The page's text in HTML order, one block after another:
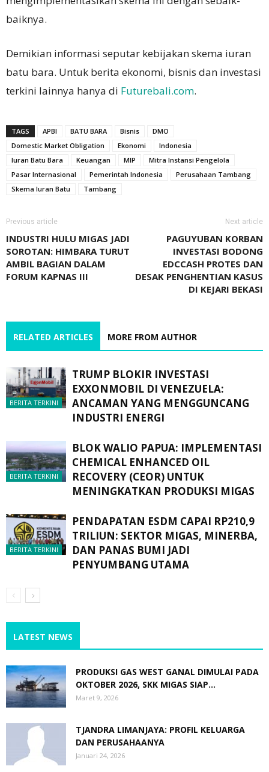
baiknya.
Demikian informasi seputar kebijakan skema iuran
batu bara. Untuk berita ekonomi, bisnis dan investasi
terkini lainnya hanya di Futurebali.com.
TAGS APBI BATU BARA Bisnis
DMO
Domestic Market Obligation
Ekonomi
Indonesia
Iuran Batu Bara
Keuangan MIP
Mitra Instansi Pengelola
Pasar Internasional
Pemerintah Indonesia
Perusahaan Tambang
Skema Iuran Batu
Tambang
Previous article
INDUSTRI HULU MIGAS JADI
SOROTAN: HIMBARA TURUT
AMBIL BAGIAN DALAM
FORUM KAPNAS III
Next article
PAGUYUBAN KORBAN
INVESTASI BODONG
EDCCASH PROTES DAN
DESAK PENGHENTIAN KASUS
DI KEJARI BEKASI
RELATED ARTICLES MORE FROM AUTHOR
BERITA TERKINI
TRUMP BLOKIR INVESTASI
EXXONMOBIL DI VENEZUELA:
ANCAMAN YANG MENGGUNCANG
INDUSTRI ENERGI
BERITA TERKINI
BLOK WALIO PAPUA: IMPLEMENTASI
CHEMICAL ENHANCED OIL
RECOVERY (CEOR) UNTUK
MENINGKATKAN PRODUKSI MIGAS
BERITA TERKINI
PENDAPATAN ESDM CAPAI RP210,9
TRILIUN: SEKTOR MIGAS, MINERBA,
DAN PANAS BUMI JADI
PENYUMBANG UTAMA
LATEST NEWS
PRODUKSI GAS WEST GANAL DIMULAI PADA
OKTOBER 2026, SKK MIGAS SIAP...
Maret 9, 2026
TJANDRA LIMANJAYA: PROFIL KELUARGA
DAN PERUSAHAANYA
Januari 24, 2026